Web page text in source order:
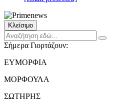
Κλείσιμο
Σήμερα Γιορτάζουν:
ΕΥΜΟΡΦΙΑ
ΜΟΡΦΟΥΛΑ
ΣΩΤΗΡΗΣ